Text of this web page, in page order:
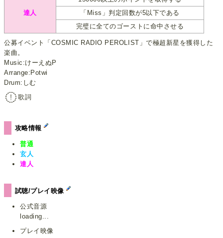
達人
「Miss」判定回数が5以下である
完璧に全てのゴーストに命中させる
公募イベント「COSMIC RADIO PEROLIST」で極超新星を獲得した
楽曲。
Music:けーえぬP
Arrange:Potwi
Drum:しむ
歌詞
攻略情報
普通
玄人
達人
試聴/プレイ映像
公式音源
loading...
プレイ映像